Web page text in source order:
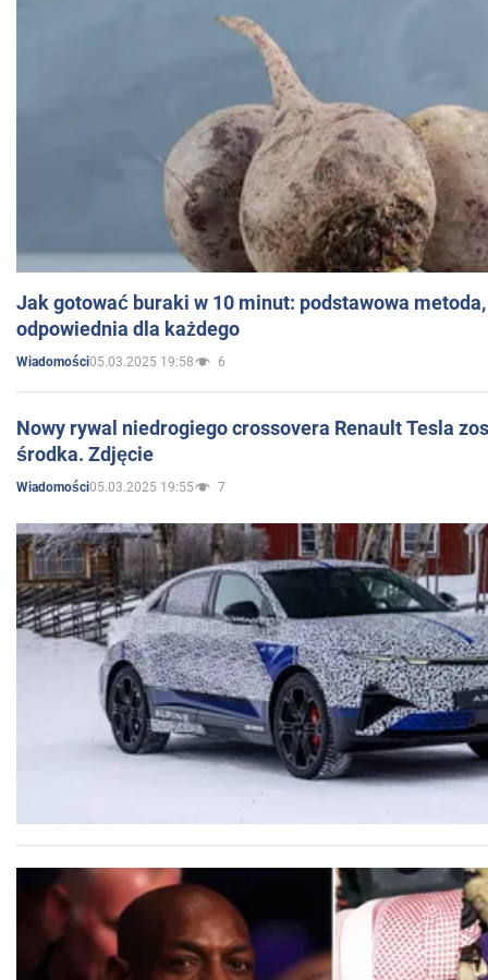
Jak gotować buraki w 10 minut: podstawowa
odpowiednia dla każdego
Wiadomości05.03.2025 19:58 6
Nowy rywal niedrogiego crossovera Renault Tesla
środka. Zdjęcie
Wiadomości05.03.2025 19:55 7